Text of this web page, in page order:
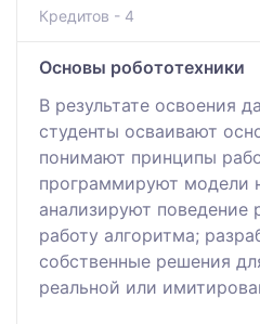
Кредитов - 4
Основы робототехники
В результате освоения
студенты осваивают
понимают принципы
программируют модели
анализируют поведение
работу алгоритма;
собственные решения
реальной или